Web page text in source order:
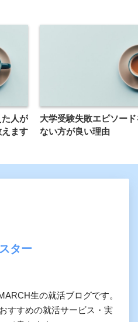
人が
ます
大学受験失敗エピソー
ない方が良い理由
ター
生の就活ブログです。
すすめの就活サービス・実